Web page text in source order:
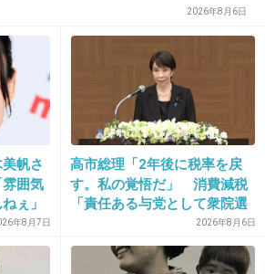
ために、お金をどんどん落と
+18
かは微妙
2026年8月6日
帆さ
囲気
ぇ」
」年8月7日
高市総理「2年後に税率を戻
す。私の覚悟だ」 消費減税
「責任ある与党として衆院選
公約に掲げ理解賜った」2026年8月6日